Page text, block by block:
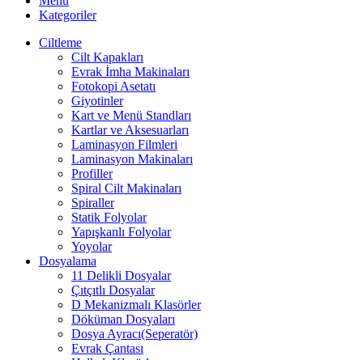
Kategoriler
Ciltleme
Cilt Kapakları
Evrak İmha Makinaları
Fotokopi Asetatı
Giyotinler
Kart ve Menü Standları
Kartlar ve Aksesuarları
Laminasyon Filmleri
Laminasyon Makinaları
Profiller
Spiral Cilt Makinaları
Spiraller
Statik Folyolar
Yapışkanlı Folyolar
Yoyolar
Dosyalama
11 Delikli Dosyalar
Çıtçıtlı Dosyalar
D Mekanizmalı Klasörler
Döküman Dosyaları
Dosya Ayracı(Seperatör)
Evrak Çantası